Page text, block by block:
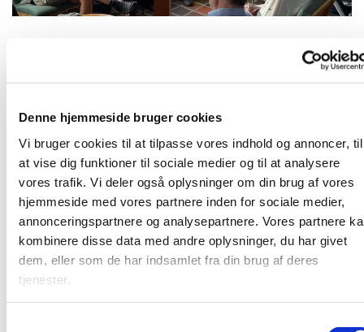
Denne hjemmeside bruger cookies
Vi bruger cookies til at tilpasse vores indhold og annoncer, til
at vise dig funktioner til sociale medier og til at analysere
vores trafik. Vi deler også oplysninger om din brug af vores
hjemmeside med vores partnere inden for sociale medier,
annonceringspartnere og analysepartnere. Vores partnere
kombinere disse data med andre oplysninger, du har givet
dem, eller som de har indsamlet fra din brug af deres
tjenester.
Karlslunde Strandkirke
Mandagshjørnet er en åben gruppe, der mødes mandag
aften til spisning, bibelstudie i grupper og hyggeligt
samvær. Alle er velkomne. Læs mereHER